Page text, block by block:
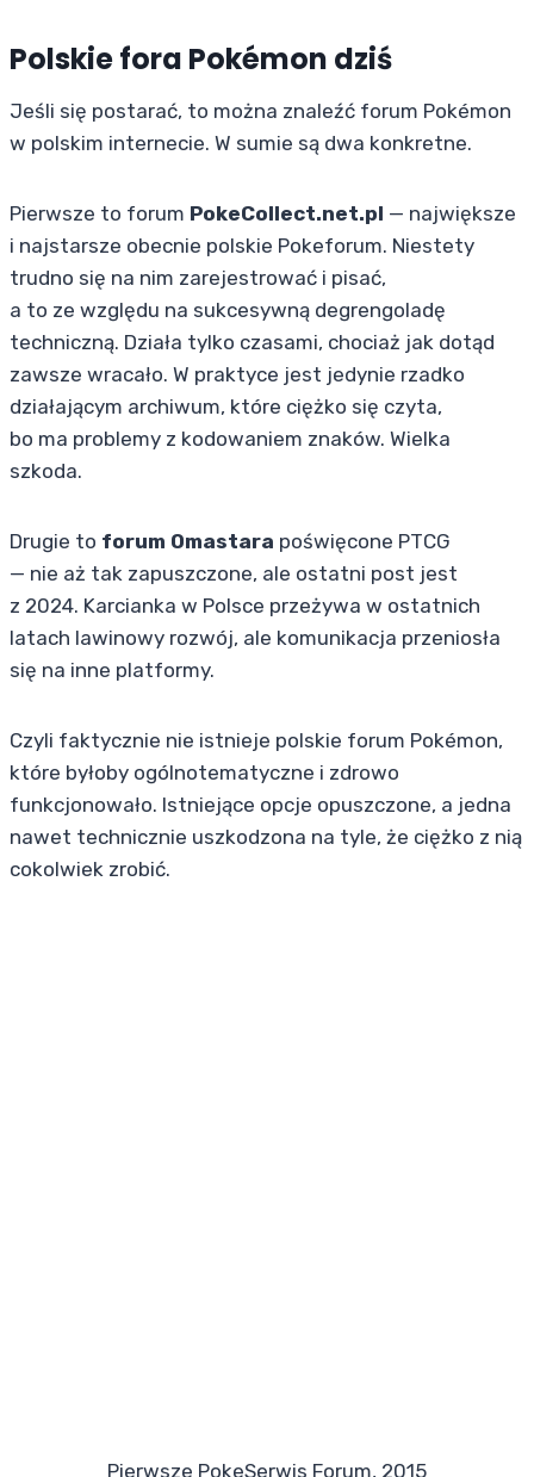
Polskie fora Pokémon dziś
Jeśli się postarać, to można znaleźć forum Pokémon
w polskim internecie. W sumie są dwa konkretne.
Pierwsze to forum PokeCollect.net.pl — największe
i najstarsze obecnie polskie Pokeforum. Niestety
trudno się na nim zarejestrować i pisać,
a to ze względu na sukcesywną degrengoladę
techniczną. Działa tylko czasami, chociaż jak dotąd
zawsze wracało. W praktyce jest jedynie rzadko
działającym archiwum, które ciężko się czyta,
bo ma problemy z kodowaniem znaków. Wielka
szkoda.
Drugie to forum Omastara poświęcone PTCG
— nie aż tak zapuszczone, ale ostatni post jest
z 2024. Karcianka w Polsce przeżywa w ostatnich
latach lawinowy rozwój, ale komunikacja przeniosła
się na inne platformy.
Czyli faktycznie nie istnieje polskie forum Pokémon,
które byłoby ogólnotematyczne i zdrowo
funkcjonowało. Istniejące opcje opuszczone, a jedna
nawet technicznie uszkodzona na tyle, że ciężko z nią
cokolwiek zrobić.
Pierwsze PokeSerwis Forum, 2015